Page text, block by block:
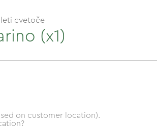
cvetoče
(x1)
on customer location).